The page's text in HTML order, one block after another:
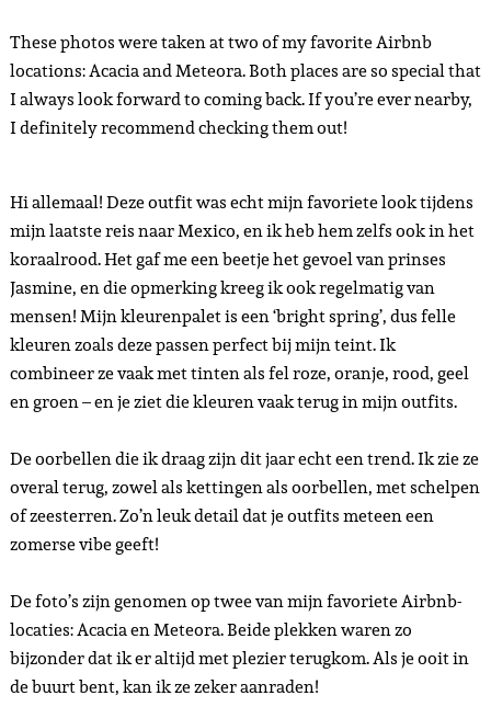
These photos were taken at two of my favorite Airbnb
locations: Acacia and Meteora. Both places are so special that
I always look forward to coming back. If you’re ever nearby,
I definitely recommend checking them out!
Hi allemaal! Deze outfit was echt mijn favoriete look tijdens
mijn laatste reis naar Mexico, en ik heb hem zelfs ook in het
koraalrood. Het gaf me een beetje het gevoel van prinses
Jasmine, en die opmerking kreeg ik ook regelmatig van
mensen! Mijn kleurenpalet is een ‘bright spring’, dus felle
kleuren zoals deze passen perfect bij mijn teint. Ik
combineer ze vaak met tinten als fel roze, oranje, rood, geel
en groen – en je ziet die kleuren vaak terug in mijn outfits.
De oorbellen die ik draag zijn dit jaar echt een trend. Ik zie ze
overal terug, zowel als kettingen als oorbellen, met schelpen
of zeesterren. Zo’n leuk detail dat je outfits meteen een
zomerse vibe geeft!
De foto’s zijn genomen op twee van mijn favoriete Airbnb-
locaties: Acacia en Meteora. Beide plekken waren zo
bijzonder dat ik er altijd met plezier terugkom. Als je ooit in
de buurt bent, kan ik ze zeker aanraden!